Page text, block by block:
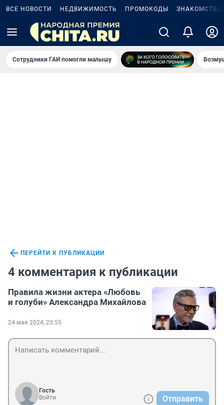
ВСЕ НОВОСТИ НЕДВИЖИМОСТЬ ПРОМОКОДЫ ЗНАКОМСТВА
Сотрудники ГАИ помогли малышу
ПЕРЕЙТИ К ПУБЛИКАЦИИ
4 комментария к публикации
Правила жизни актера «Любовь
и голуби» Александра Михайлова
24 мая 2024, 20:55
Гость
Войти
Отправить